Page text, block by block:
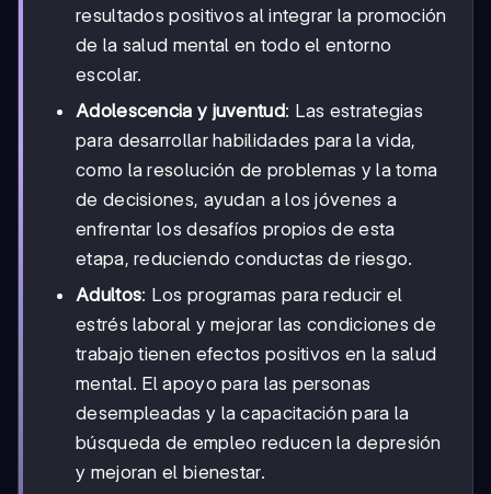
resultados positivos al integrar la promoción
de la salud mental en todo el entorno
escolar.
Adolescencia y juventud: Las estrategias
para desarrollar habilidades para la vida,
como la resolución de problemas y la toma
de decisiones, ayudan a los jóvenes a
enfrentar los desafíos propios de esta
etapa, reduciendo conductas de riesgo.
Adultos: Los programas para reducir el
estrés laboral y mejorar las condiciones de
trabajo tienen efectos positivos en la salud
mental. El apoyo para las personas
desempleadas y la capacitación para la
búsqueda de empleo reducen la depresión
y mejoran el bienestar.